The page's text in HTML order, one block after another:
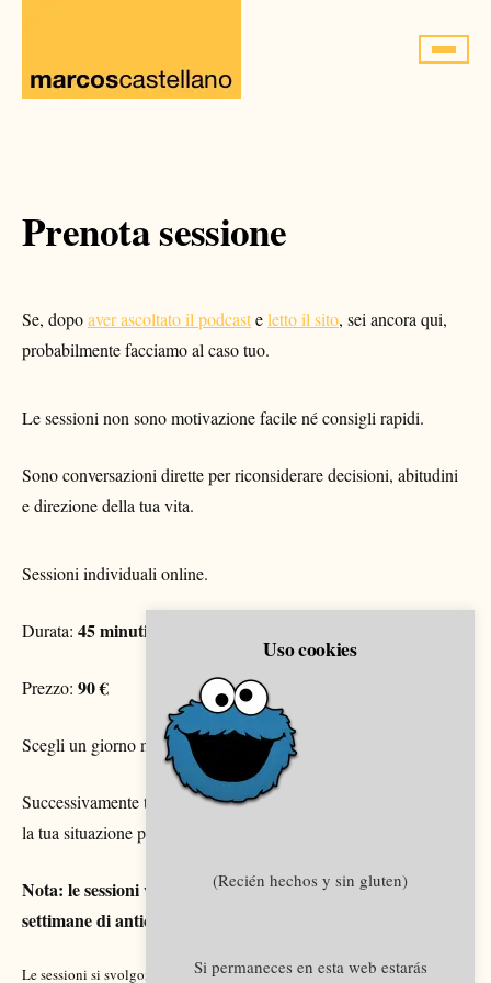
contenido
Prenota sessione
Se, dopoaver ascoltato il podcasteletto il sito, sei ancora qui,
probabilmente facciamo al caso tuo.
Le sessioni non sono motivazione facile né consigli rapidi.
Sono conversazioni dirette per riconsiderare decisioni, abitudini
e direzione della tua vita.
Sessioni individuali online.
Durata: 45 minuti
Prezzo: 90 €
Scegli un giorno nel calendario per vedere gli orari disponibili.
Successivamente ti farò alcune brevi domande per capire meglio
la tua situazione prima della sessione.
Nota: le sessioni vengono di solito prenotate con 1–2
settimane di anticipo.
Le sessioni si svolgono tramite videoconferenza.
Uso cookies
(Recién hechos y sin gluten)
Si permaneces en esta web estarás